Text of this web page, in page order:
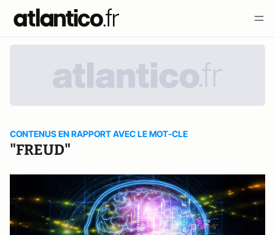
CONTENUS EN RAPPORT AVEC LE MOT-CLE
"FREUD"